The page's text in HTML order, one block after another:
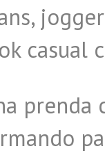
casual
prenda